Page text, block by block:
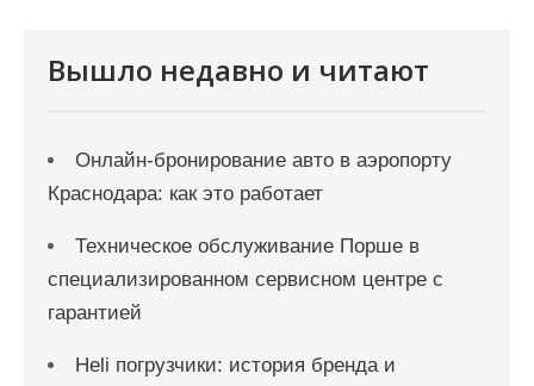
Вышло недавно и читают
Онлайн‑бронирование авто в аэропорту
Краснодара: как это работает
Техническое обслуживание Порше в
специализированном сервисном центре с
гарантией
Heli погрузчики: история бренда и